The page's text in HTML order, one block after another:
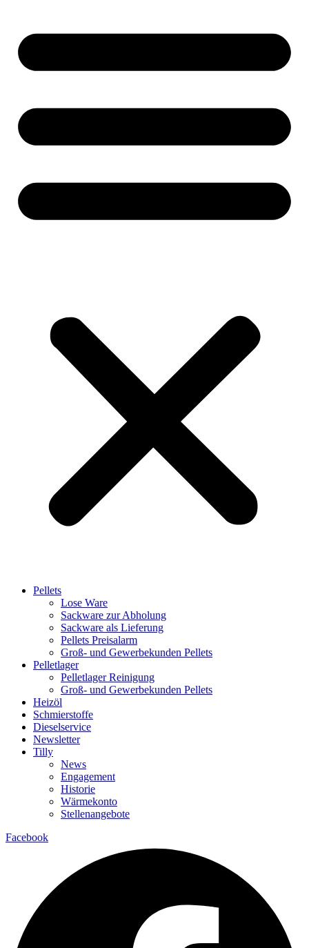
Pellets
Lose Ware
Sackware zur Abholung
Sackware als Lieferung
Pellets Preisalarm
Groß- und Gewerbekunden Pellets
Pelletlager
Pelletlager Reinigung
Groß- und Gewerbekunden Pellets
Heizöl
Schmierstoffe
Dieselservice
Newsletter
Tilly
News
Engagement
Historie
Wärmekonto
Stellenangebote
Facebook